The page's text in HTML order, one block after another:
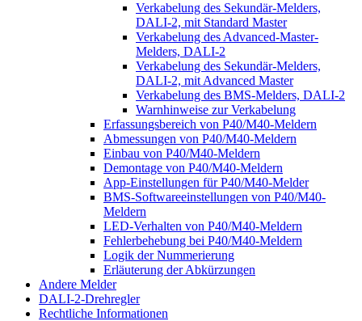
Verkabelung des Sekundär-Melders,
DALI-2, mit Standard Master
Verkabelung des Advanced-Master-
Melders, DALI-2
Verkabelung des Sekundär-Melders,
DALI-2, mit Advanced Master
Verkabelung des BMS-Melders, DALI-2
Warnhinweise zur Verkabelung
Erfassungsbereich von P40/M40-Meldern
Abmessungen von P40/M40-Meldern
Einbau von P40/M40-Meldern
Demontage von P40/M40-Meldern
App-Einstellungen für P40/M40-Melder
BMS-Softwareeinstellungen von P40/M40-
Meldern
LED-Verhalten von P40/M40-Meldern
Fehlerbehebung bei P40/M40-Meldern
Logik der Nummerierung
Erläuterung der Abkürzungen
Andere Melder
DALI-2-Drehregler
Rechtliche Informationen